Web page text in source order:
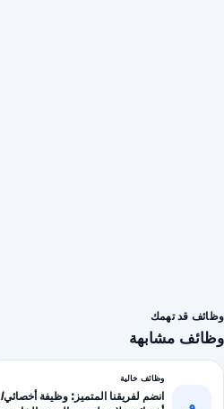
وظائف قد تهمك
وظائف مشابهة
و
وظائف خالية
انضم لفريقنا المتميز: وظيفة أخصائي/